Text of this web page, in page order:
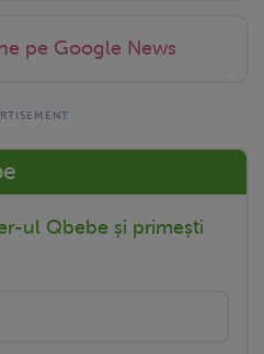
pe Google News
ul Qbebe și primești